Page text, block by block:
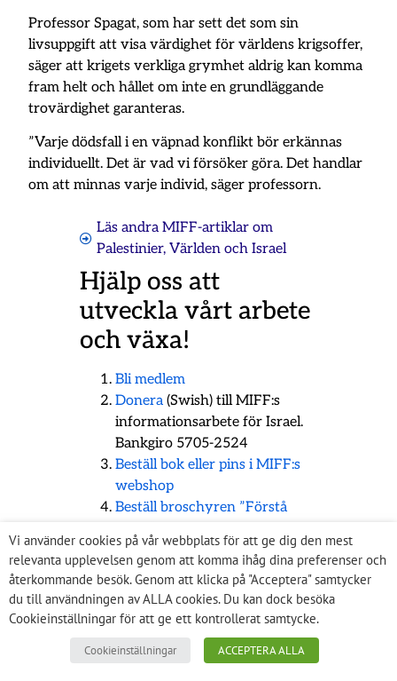
Professor Spagat, som har sett det som sin
livsuppgift att visa värdighet för världens krigsoffer,
säger att krigets verkliga grymhet aldrig kan komma
fram helt och hållet om inte en grundläggande
trovärdighet garanteras.
”Varje dödsfall i en väpnad konflikt bör erkännas
individuellt. Det är vad vi försöker göra. Det handlar
om att minnas varje individ, säger professorn.
Läs andra MIFF-artiklar om
Palestinier, Världen och Israel
Hjälp oss att
utveckla vårt arbete
och växa!
Bli medlem
Donera(Swish) till MIFF:s
informationsarbete för Israel.
Bankgiro 5705-2524
Beställ bok eller pins i MIFF:s
webshop
Beställ broschyren ”Förstå
argument.
Vi använder cookies på vår webbplats för att ge dig den mest
relevanta upplevelsen genom att komma ihåg dina preferenser och
återkommande besök. Genom att klicka på "Acceptera" samtycker
du till användningen av ALLA cookies. Du kan dock besöka
Cookieinställningar för att ge ett kontrollerat samtycke.
Cookieinställningar ACCEPTERA ALLA